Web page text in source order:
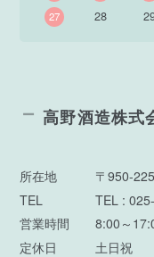
27
28
高野酒造株式
所在地
〒950-
TEL
TEL :
営業時間
8:00～
定休日
土日祝